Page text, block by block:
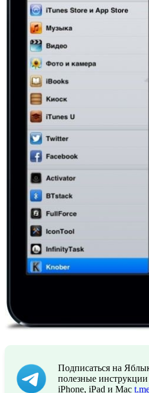
Подписаться на
полезные инструкции
iPhone, iPad и Mac